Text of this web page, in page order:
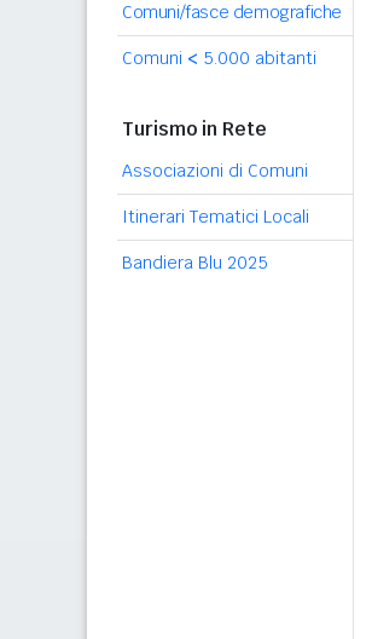
Comuni/fasce demografiche
Comuni < 5.000 abitanti
Turismo in Rete
Associazioni di Comuni
Itinerari Tematici Locali
Bandiera Blu 2025